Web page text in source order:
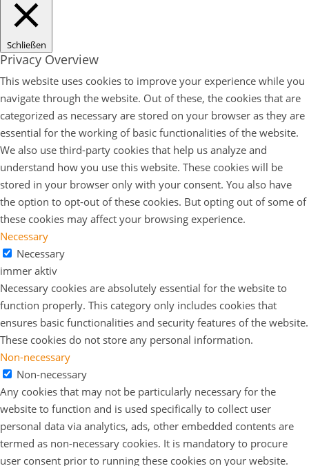
Schließen
Privacy Overview
This website uses cookies to improve your experience while you
navigate through the website. Out of these, the cookies that are
categorized as necessary are stored on your browser as they are
essential for the working of basic functionalities of the website.
We also use third-party cookies that help us analyze and
understand how you use this website. These cookies will be
stored in your browser only with your consent. You also have
the option to opt-out of these cookies. But opting out of some of
these cookies may affect your browsing experience.
Necessary
Necessary
immer aktiv
Necessary cookies are absolutely essential for the website to
function properly. This category only includes cookies that
ensures basic functionalities and security features of the website.
These cookies do not store any personal information.
Non-necessary
Non-necessary
Any cookies that may not be particularly necessary for the
website to function and is used specifically to collect user
personal data via analytics, ads, other embedded contents are
termed as non-necessary cookies. It is mandatory to procure
user consent prior to running these cookies on your website.